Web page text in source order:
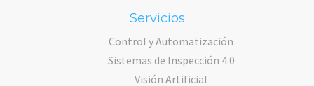
Servicios
Control y Automatización
Sistemas de Inspección 4.0
Visión Artificial